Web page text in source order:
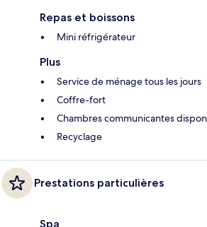
Repas et boissons
Mini réfrigérateur
Plus
Service de ménage tous les jours
Coffre-fort
Chambres communicantes
Recyclage
Prestations particulières
Spa